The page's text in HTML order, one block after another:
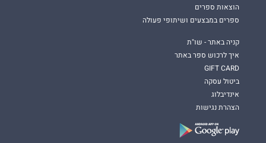
הוצאות ספרים
ספרים במבצעים ושיתופי פעולה
קניה באתר - שו"ת
איך לרכוש ספר באתר
GIFT CARD
ביטול עסקה
אינדיבלוג
הצהרת נגישות